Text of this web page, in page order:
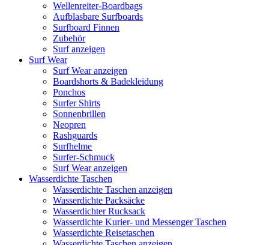
Wellenreiter-Boardbags
Aufblasbare Surfboards
Surfboard Finnen
Zubehör
Surf anzeigen
Surf Wear
Surf Wear anzeigen
Boardshorts & Badekleidung
Ponchos
Surfer Shirts
Sonnenbrillen
Neopren
Rashguards
Surfhelme
Surfer-Schmuck
Surf Wear anzeigen
Wasserdichte Taschen
Wasserdichte Taschen anzeigen
Wasserdichte Packsäcke
Wasserdichter Rucksack
Wasserdichte Kurier- und Messenger Taschen
Wasserdichte Reisetaschen